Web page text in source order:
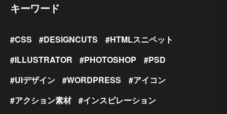
キーワード
CSS DESIGNCUTS
HTMLスニペット
ILLUSTRATOR
PHOTOSHOP
PSD
UIデザイン
WORDPRESS
アイコン
アクション素材
インスピレーション